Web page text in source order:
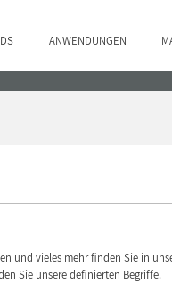
ANWENDUNGEN
und vieles mehr finden Sie in
Sie unsere definierten Begriffe.